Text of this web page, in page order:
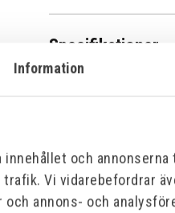
Information
och annonserna
Vi vidarebefordrar
annons- och
Specifikationer